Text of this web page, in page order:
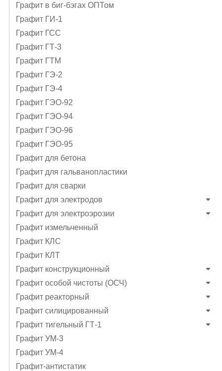
Графит в биг-бэгах ОПТом
Графит ГИ-1
Графит ГСС
Графит ГТ-3
Графит ГТМ
Графит ГЭ-2
Графит ГЭ-4
Графит ГЭO-92
Графит ГЭO-94
Графит ГЭO-96
Графит ГЭО-95
Графит для бетона
Графит для гальванопластики
Графит для сварки
Графит для электродов
Графит для электроэрозии
Графит измельченный
Графит КЛС
Графит КЛТ
Графит конструкционный
Графит особой чистоты (ОСЧ)
Графит реакторный
Графит силицированный
Графит тигельный ГТ-1
Графит УМ-3
Графит УМ-4
Графит-антистатик